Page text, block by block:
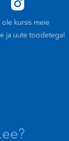
kursis meie
ja uute toodetega!